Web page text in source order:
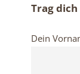
Trag
Dein